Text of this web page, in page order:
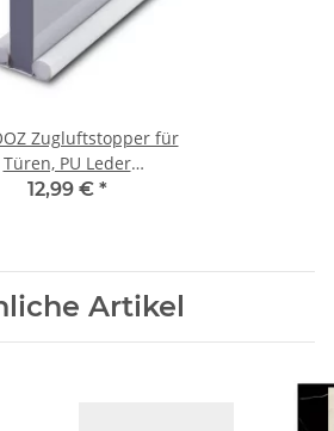
Zugluftstopper für
Türen, PU Leder
Luftzugstopper
(Weiß, 1
Stück)
12,99 € *
Artikel